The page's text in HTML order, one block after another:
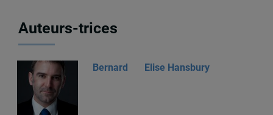
Auteurs-trices
Bernard Elise Hansbury